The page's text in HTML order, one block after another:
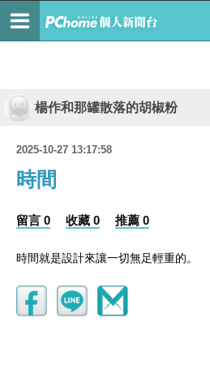
楊作和那罐散落的胡椒粉
2025-10-27 13:17:58
時間
留言 0 收藏 0 推薦 0
時間就是設計來讓一切無足輕重的。